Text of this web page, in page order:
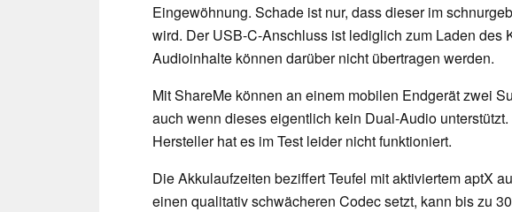
Eingewöhnung. Schade ist nur, dass dieser im
wird. Der USB-C-Anschluss ist lediglich zum Laden des
Audioinhalte können darüber nicht übertragen werden.
Mit ShareMe können an einem mobilen Endgerät zwei
auch wenn dieses eigentlich kein Dual-Audio
Hersteller hat es im Test leider nicht funktioniert.
Die Akkulaufzeiten beziffert Teufel mit aktiviertem aptX
einen qualitativ schwächeren Codec setzt, kann bis zu